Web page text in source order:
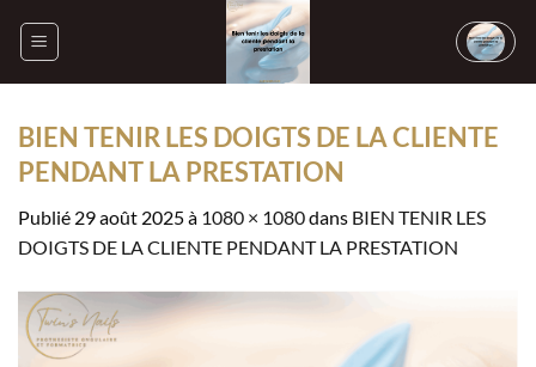
BIEN TENIR LES DOIGTS DE LA CLIENTE
PENDANT LA PRESTATION
Publié 29 août 2025à 1080 × 1080dans BIEN TENIR LES
DOIGTS DE LA CLIENTE PENDANT LA PRESTATION